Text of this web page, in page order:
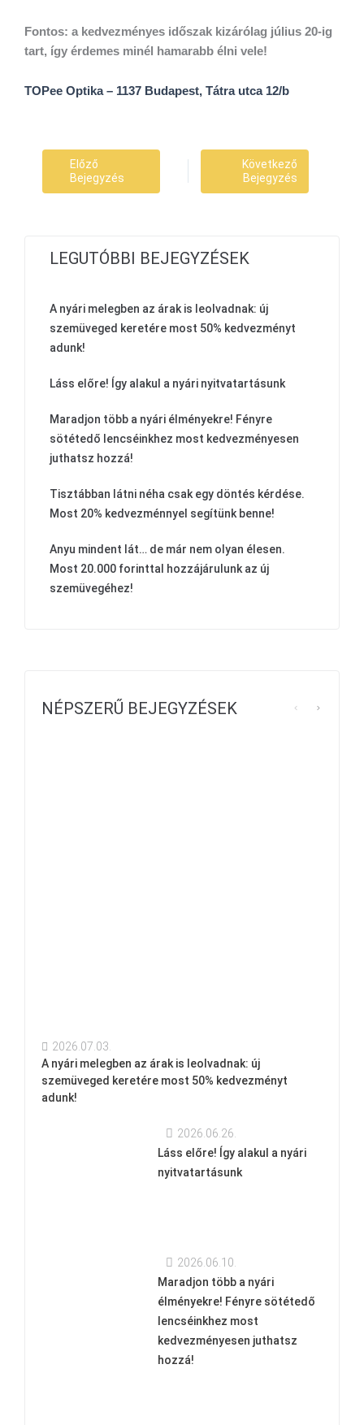
Fontos: a kedvezményes időszak kizárólag július 20-ig
tart, így érdemes minél hamarabb élni vele!
TOPee Optika – 1137 Budapest, Tátra utca 12/b
Előző
Bejegyzés
Következő
Bejegyzés
LEGUTÓBBI BEJEGYZÉSEK
A nyári melegben az árak is leolvadnak: új
szemüveged keretére most 50% kedvezményt
adunk!
Láss előre! Így alakul a nyári nyitvatartásunk
Maradjon több a nyári élményekre! Fényre
sötétedő lencséinkhez most kedvezményesen
juthatsz hozzá!
Tisztábban látni néha csak egy döntés kérdése.
Most 20% kedvezménnyel segítünk benne!
Anyu mindent lát… de már nem olyan élesen.
Most 20.000 forinttal hozzájárulunk az új
szemüvegéhez!
NÉPSZERŰ BEJEGYZÉSEK
2026.07.03.
A nyári melegben az árak is leolvadnak: új
szemüveged keretére most 50% kedvezményt
adunk!
2026.06.26.
Láss előre! Így alakul a nyári
nyitvatartásunk
2026.06.10.
Maradjon több a nyári
élményekre! Fényre sötétedő
lencséinkhez most
kedvezményesen juthatsz
hozzá!